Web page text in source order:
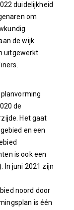
duidelijkheid
om
de wijk
uitgewerkt
de
Het gaat
en een
is ook een
In juni 2021 zijn
noord door
is één